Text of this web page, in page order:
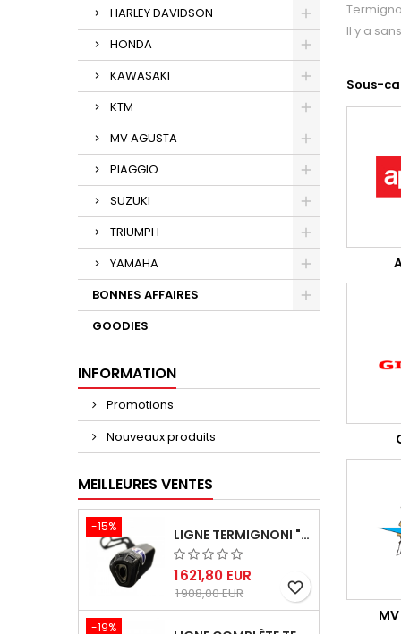
HARLEY DAVIDSON
HONDA
KAWASAKI
KTM
MV AGUSTA
PIAGGIO
SUZUKI
TRIUMPH
YAMAHA
BONNES AFFAIRES
GOODIES
INFORMATION
Promotions
Nouveaux produits
MEILLEURES VENTES
-15% LIGNE TERMIGNONI "BLACK EDITION" CARBONE POUR YAMAHA TMAX 560 2020-2024
1 621,80 EUR
1 908,00 EUR favorite_border
-19%
Il y a
Sous-